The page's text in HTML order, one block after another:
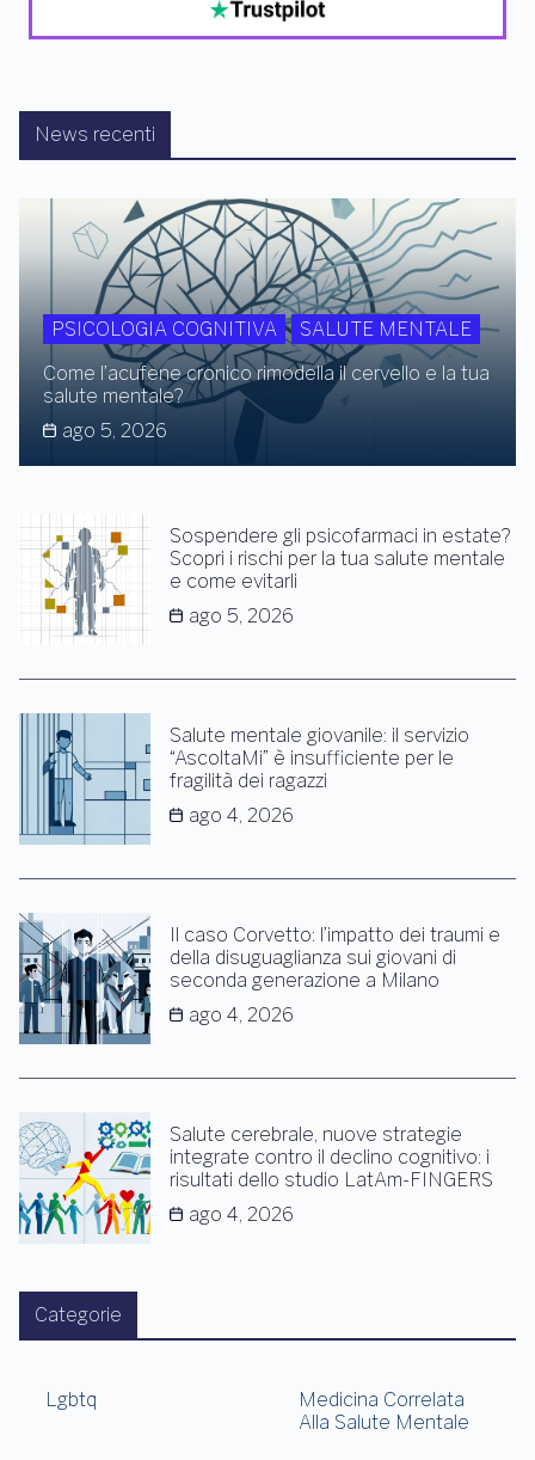
News recenti
PSICOLOGIA COGNITIVA
SALUTE MENTALE
Come l’acufene cronico rimodella il cervello e la tua
salute mentale?
ago 5, 2026
Sospendere gli psicofarmaci in estate?
Scopri i rischi per la tua salute mentale
e come evitarli
ago 5, 2026
Salute mentale giovanile: il servizio
“AscoltaMi” è insufficiente per le
fragilità dei ragazzi
ago 4, 2026
Il caso Corvetto: l’impatto dei traumi e
della disuguaglianza sui giovani di
seconda generazione a Milano
ago 4, 2026
Salute cerebrale, nuove strategie
integrate contro il declino cognitivo: i
risultati dello studio LatAm-FINGERS
ago 4, 2026
Categorie
Lgbtq
Medicina Correlata
Alla Salute Mentale